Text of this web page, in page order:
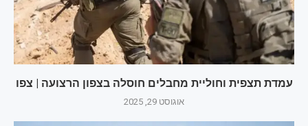
עמדת תצפית וחוליית מחבלים חוסלה בצפון הרצועה | צפו
אוגוסט 29, 2025